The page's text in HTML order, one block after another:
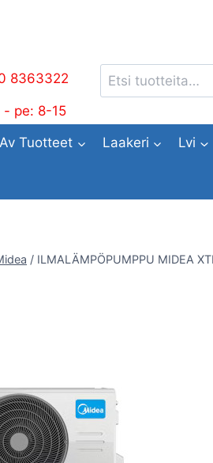
8363322
- pe: 8-15
Etsi:
Av Tuotteet Laakeri Lvi
/ ILMALÄMPÖPUMPPU MIDEA